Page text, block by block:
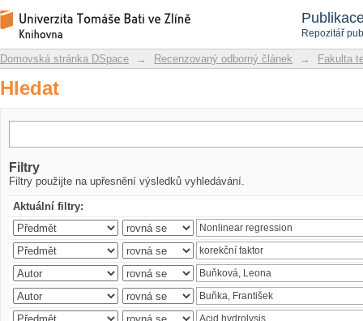
Repozitář
Hledat
Repozitář DSpace/Manakin
Domovská stránka DSpace → Recenzovaný odborný článek → Fakulta
Hledat
Filtry
Filtry použijte na upřesnění výsledků vyhledávání.
Aktuální filtry: